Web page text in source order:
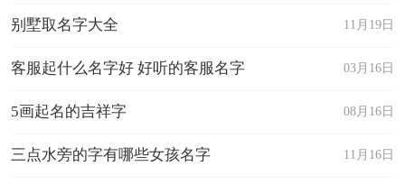
11月19日
别墅取名字大全
03月16日
客服起什么名字好 好听的客服名字
08月16日
5画起名的吉祥字
11月16日
三点水旁的字有哪些女孩名字